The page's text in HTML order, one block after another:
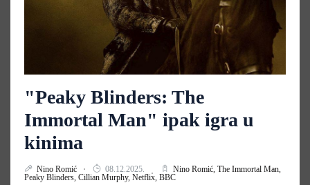
"Peaky Blinders: The
Immortal Man" ipak igra u
kinima
Nino Romić 08.12.2025. Nino Romić, The Immortal Man,
Peaky Blinders, Cillian Murphy, Netflix, BBC